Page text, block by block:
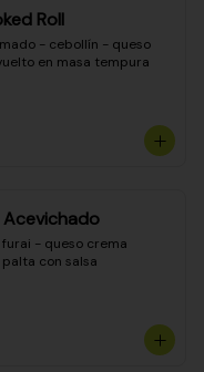
Roll
- cebollín - queso
en masa tempura
- queso crema
con salsa